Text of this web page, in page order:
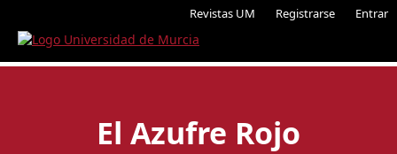
Revistas UM Registrarse Entrar
El Azufre Rojo